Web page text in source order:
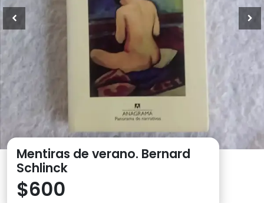
Mentiras de verano. Bernard
Schlinck
$600